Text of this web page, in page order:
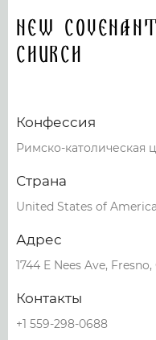
New
Church
Конфессия
Римско-католическая
Страна
United States of America
Адрес
1744 E Nees Ave,
Контакты
+1 559-298-0688